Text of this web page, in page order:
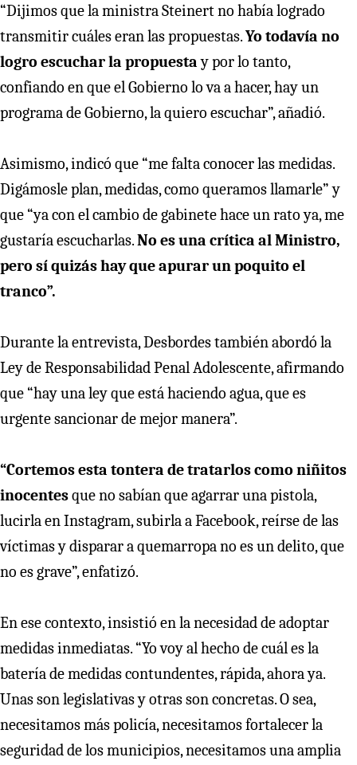
“Dijimos que la ministra Steinert no había logrado
transmitir cuáles eran las propuestas.Yo todavía no
logro escuchar la propuestay por lo tanto,
confiando en que el Gobierno lo va a hacer, hay un
programa de Gobierno, la quiero escuchar”, añadió.
Asimismo, indicó que “me falta conocer las medidas.
Digámosle plan, medidas, como queramos llamarle” y
que “ya con el cambio de gabinete hace un rato ya, me
gustaría escucharlas.No es una crítica al Ministro,
pero sí quizás hay que apurar un poquito el
tranco”.
Durante la entrevista, Desbordes también abordó la
Ley de Responsabilidad Penal Adolescente, afirmando
que “hay una ley que está haciendo agua, que es
urgente sancionar de mejor manera”.
“Cortemos esta tontera de tratarlos como niñitos
inocentesque no sabían que agarrar una pistola,
lucirla en Instagram, subirla a Facebook, reírse de las
víctimas y disparar a quemarropa no es un delito, que
no es grave”, enfatizó.
En ese contexto, insistió en la necesidad de adoptar
medidas inmediatas. “Yo voy al hecho de cuál es la
batería de medidas contundentes, rápida, ahora ya.
Unas son legislativas y otras son concretas. O sea,
necesitamos más policía, necesitamos fortalecer la
seguridad de los municipios, necesitamos una amplia